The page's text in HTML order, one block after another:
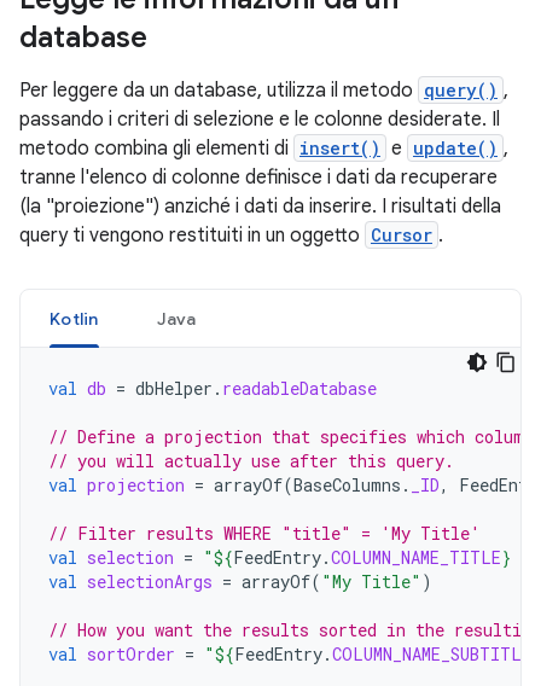
database
Per leggere da un database, utilizza il metodo query() ,
passando i criteri di selezione e le colonne desiderate. Il
metodo combina gli elementi di insert() e update() ,
tranne l'elenco di colonne definisce i dati da recuperare
(la "proiezione") anziché i dati da inserire. I risultati della
query ti vengono restituiti in un oggetto Cursor .
Kotlin Java
val db = dbHelper . readableDatabase
// Define a projection that specifies which
// you will actually use after this query.
val projection = arrayOf(BaseColumns . _ID,
// Filter results WHERE "title" = 'My Title'
val selection = "${FeedEntry.COLUMN_NAME_TITLE}
val selectionArgs = arrayOf( "My Title" )
// How you want the results sorted in the
val sortOrder = "${FeedEntry.COLUMN_NAME_SUBTITLE